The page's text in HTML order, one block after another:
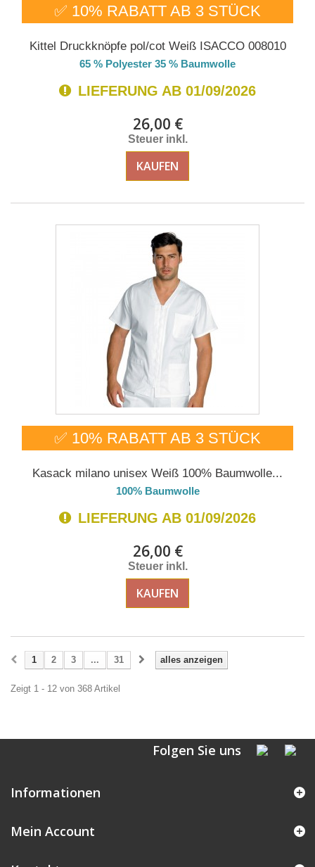
✅ 10% RABATT AB 3 STÜCK
Kittel Druckknöpfe pol/cot Weiß ISACCO 008010
65 % Polyester 35 % Baumwolle
LIEFERUNG AB 01/09/2026
26,00 €
Steuer inkl.
KAUFEN
✅ 10% RABATT AB 3 STÜCK
Kasack milano unisex Weiß 100% Baumwolle...
100% Baumwolle
LIEFERUNG AB 01/09/2026
26,00 €
Steuer inkl.
KAUFEN
alles anzeigen
1 2 3 ... 31
Zeigt 1 - 12 von 368 Artikel
Folgen Sie uns
Informationen
Mein Account